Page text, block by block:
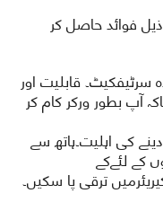
فوائد حاصل کر
قابلیت اور
آپ بطور ورکر کام کر
کی اہلیت۔ہاتھ سے
کے لئےکے
ترقی پا سکیں۔